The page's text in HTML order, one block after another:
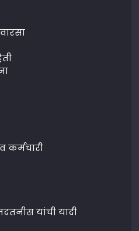
कर्मचारी
यांची यादी